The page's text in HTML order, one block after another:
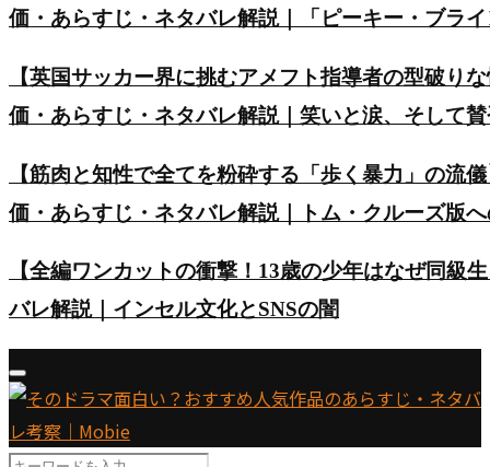
価・あらすじ・ネタバレ解説｜「ピーキー・ブラ
【英国サッカー界に挑むアメフト指導者の型破り
価・あらすじ・ネタバレ解説｜笑いと涙、そして
【筋肉と知性で全てを粉砕する「歩く暴力」の流
価・あらすじ・ネタバレ解説｜トム・クルーズ版
【全編ワンカットの衝撃！13歳の少年はなぜ同級
バレ解説｜インセル文化とSNSの闇
Primary
Menu